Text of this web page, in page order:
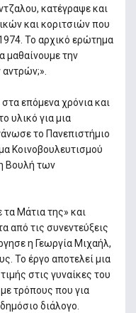
κατέγραψε και
και κοριτσιών που
Το αρχικό ερώτημα
μαθαίνουμε την
επόμενα χρόνια και
υλικό για μια
το Πανεπιστήμιο
Κοινοβουλευτισμού
Βουλή των
Μάτια της» και
από τις συνεντεύξεις
η Γεωργία Μιχαήλ,
Το έργο αποτελεί μια
στις γυναίκες του
τρόπους που για
διάλογο.